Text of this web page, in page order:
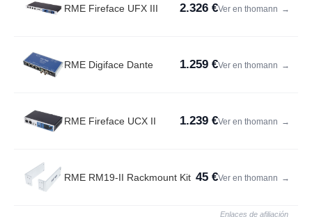
RME Fireface UFX III 2.326 €Ver en thomann →
RME Digiface Dante 1.259 €Ver en thomann →
RME Fireface UCX II 1.239 €Ver en thomann →
RME RM19-II Rackmount Kit 45 €Ver en thomann →
Enlaces de afiliación